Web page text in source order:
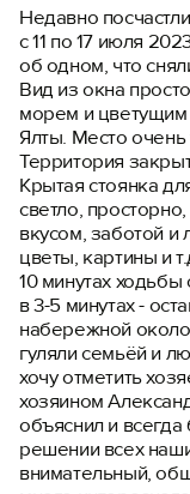
Недавно
с 11 по 17 июля
об одном, что
Вид из окна
морем и
Ялты. Место очень
Территория
Крытая стоянка
светло,
вкусом, заботой
цветы, картины и
10 минутах
в 3-5 минутах -
набережной
гуляли семьёй и
хочу отметить
хозяином
объяснил и
решении всех
внимательный,